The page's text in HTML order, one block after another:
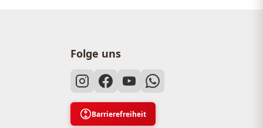
Folge uns
Barrierefreiheit